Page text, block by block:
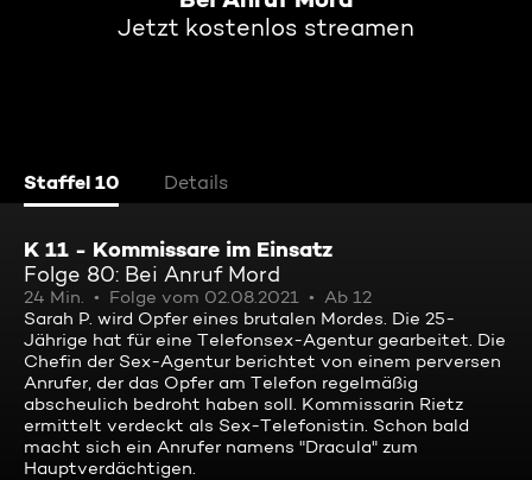
Jetzt kostenlos streamen
Staffel 10 Details
K 11 - Kommissare im Einsatz
Folge 80: Bei Anruf Mord
24 Min. Folge vom 02.08.2021
Ab 12
Sarah P. wird Opfer eines brutalen Mordes. Die 25-
Jährige hat für eine Telefonsex-Agentur gearbeitet. Die
Chefin der Sex-Agentur berichtet von einem perversen
Anrufer, der das Opfer am Telefon regelmäßig
abscheulich bedroht haben soll. Kommissarin Rietz
ermittelt verdeckt als Sex-Telefonistin. Schon bald
macht sich ein Anrufer namens "Dracula" zum
Hauptverdächtigen.